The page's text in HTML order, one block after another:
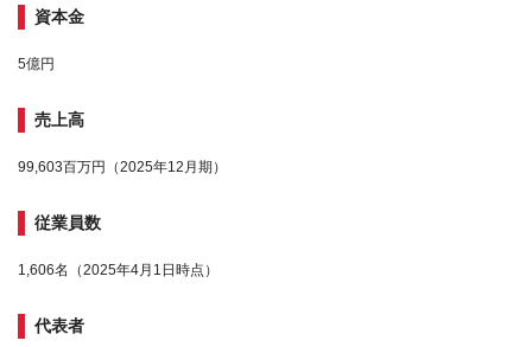
資本金
5億円
売上高
99,603百万円（2025年12月期）
従業員数
1,606名（2025年4月1日時点）
代表者